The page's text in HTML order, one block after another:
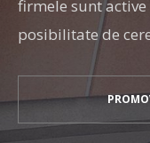
firmele sunt
posibilitate de